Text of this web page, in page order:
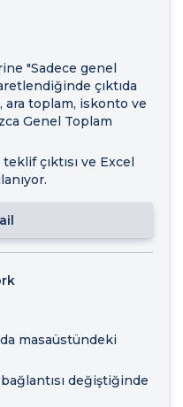
"Sadece genel
çıktıda
ara toplam, iskonto ve
Genel Toplam
çıktısı ve Excel
masaüstündeki
değiştiğinde